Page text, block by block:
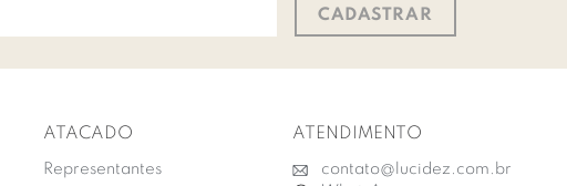
CADASTRAR
ATACADO
Representantes
ATENDIMENTO
contato@lucidez.com.br